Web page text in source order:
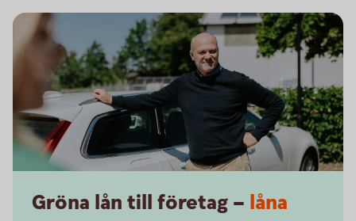
Gröna lån till företag – låna